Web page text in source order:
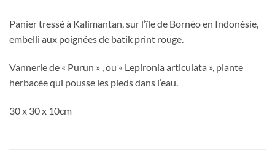
Panier tressé à Kalimantan, sur l’île de Bornéo en Indonésie,
embelli aux poignées de batik print rouge.
Vannerie de « Purun » , ou « Lepironia articulata », plante
herbacée qui pousse les pieds dans l’eau.
30 x 30 x 10cm